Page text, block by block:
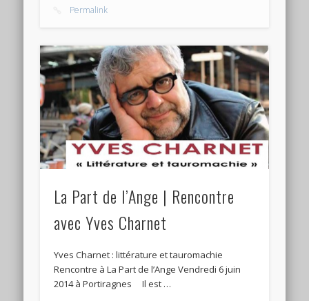
Permalink
La Part de l’Ange | Rencontre
avec Yves Charnet
Yves Charnet : littérature et tauromachie
Rencontre à La Part de l’Ange Vendredi 6 juin
2014 à Portiragnes Il est …